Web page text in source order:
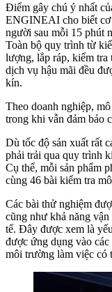
Điểm gây chú ý nhất
ENGINEAI cho biết cơ
người sau mỗi 15 phút
Toàn bộ quy trình từ
lượng, lắp ráp, kiểm tra
dịch vụ hậu mãi đều
kín.
Theo doanh nghiệp,
trong khi vẫn đảm bảo
Dù tốc độ sản xuất rất
phải trải qua quy trình
Cụ thể, mỗi sản phẩm
cùng 46 bài kiểm tra
Các bài thử nghiệm
cũng như khả năng
tế. Đây được xem là
được ứng dụng vào
môi trường làm việc có